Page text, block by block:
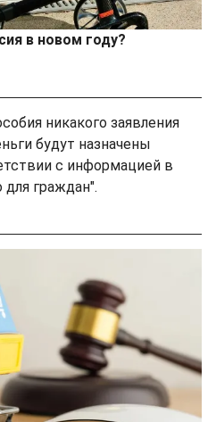
в новом году?
никакого заявления
будут назначены
с информацией в
граждан".